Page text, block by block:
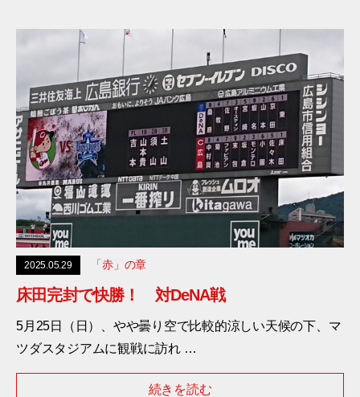
2025.05.29 「赤」の章
床田完封で快勝！ 対DeNA戦
5月25日（日）、やや曇り空で比較的涼しい天候の下、マ
ツダスタジアムに観戦に訪れ …
続きを読む